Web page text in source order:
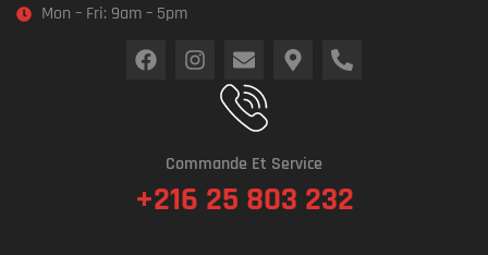
Mon – Fri: 9am – 5pm
Commande Et Service
+216 25 803 232